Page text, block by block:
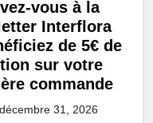
vous à la
Interflora
de 5€ de
sur votre
commande
31, 2026